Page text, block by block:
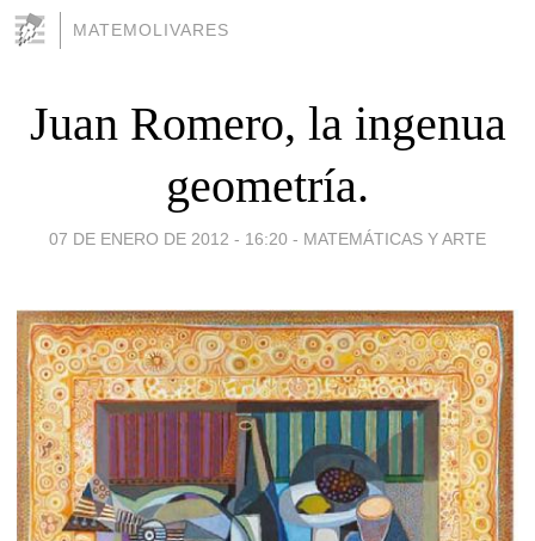
MATEMOLIVARES
Juan Romero, la ingenua
geometría.
07 DE ENERO DE 2012 - 16:20 - MATEMÁTICAS Y ARTE